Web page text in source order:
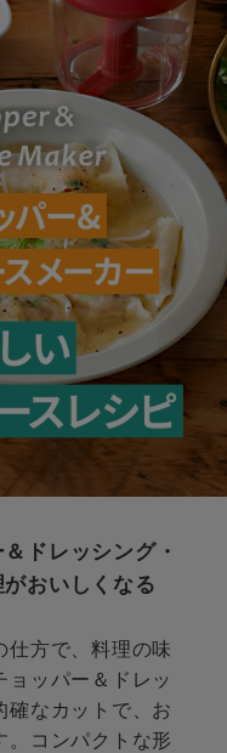
ドレッシング・
おいしくなる
仕方で、料理の味
ョッパー＆ドレッ
確なカットで、お
。コンパクトな形